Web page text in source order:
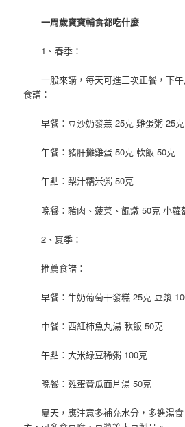
一周歲寶寶輔食都吃什麼
1、春季：
一般來講，每天可進三次正餐，下
食譜：
早餐：豆沙奶發羔 25克 雞蛋粥 25克
午餐：豬肝攤雞蛋 50克 軟飯 50克
午點：梨汁糯米粥 50克
晚餐：豬肉、菠菜、餛燉 50克 小蘿
2、夏季：
推薦食譜：
早餐：牛奶葡萄干發糕 25克 豆漿
中餐：西紅柿魚丸湯 軟飯 50克
午點：大米綠豆稀粥 100克
晚餐：雞蛋黃瓜面片湯 50克
夏天，應注意多補充水分，多進湯